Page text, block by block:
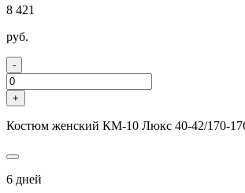
8 421
руб.
-
+
Костюм женский КМ-10 Люкс 40-42/170-
6 дней